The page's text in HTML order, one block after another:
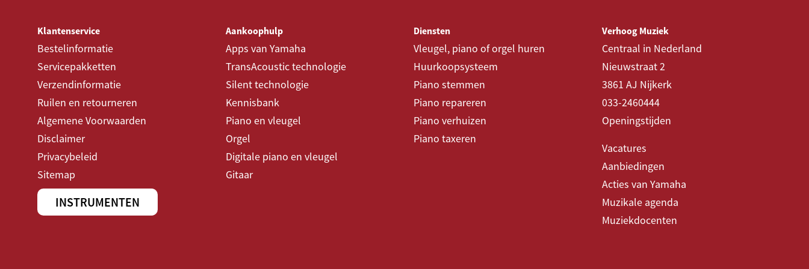
Samengevat:
De Content Cambiare 323 combineert kracht, flexibiliteit en gebruiksgemak in
een stijlvol jasje – ideaal voor veeleisende organisten die thuis of in kleinere
ruimtes een volwaardige Hauptwerk-ervaring willen.
VERHAAL ACHTER INSTRUMENT
Klantenservice
Bestelinformatie
Servicepakketten
Verzendinformatie
Ruilen en retourneren
Algemene Voorwaarden
Disclaimer
Privacybeleid
Sitemap
INSTRUMENTEN
Aankoophulp
Apps van Yamaha
TransAcoustic technologie
Silent technologie
Kennisbank
Piano en vleugel
Orgel
Digitale piano en vleugel
Gitaar
Diensten
Vleugel, piano of orgel huren
Huurkoopsysteem
Piano stemmen
Piano repareren
Piano verhuizen
Piano taxeren
Verhoog Muziek
Centraal in Nederland
Nieuwstraat 2
3861 AJ Nijkerk
033-2460444
Openingstijden
Vacatures
Aanbiedingen
Acties van Yamaha
Muzikale agenda
Muziekdocenten